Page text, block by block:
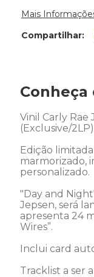
Mais
Compartilhar
Vinil Carly Rae
(Exclusive/
Edição
marmorizado,
personalizado.
"Day and
Jepsen, será
apresenta 24
Wires”.
Inclui card
Tracklist a ser